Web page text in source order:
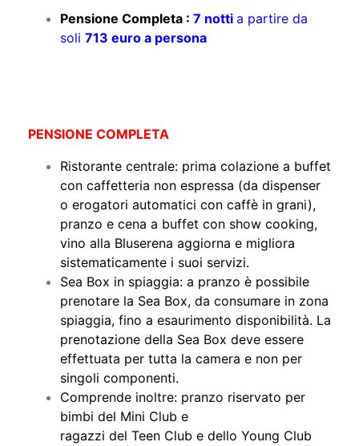
Pensione Completa : 7 notti a partire da
soli 713 euro a persona
PENSIONE COMPLETA
Ristorante centrale: prima colazione a buffet
con caffetteria non espressa (da dispenser
o erogatori automatici con caffè in grani),
pranzo e cena a buffet con show cooking,
vino alla Bluserena aggiorna e migliora
sistematicamente i suoi servizi.
Sea Box in spiaggia: a pranzo è possibile
prenotare la Sea Box, da consumare in zona
spiaggia, fino a esaurimento disponibilità. La
prenotazione della Sea Box deve essere
effettuata per tutta la camera e non per
singoli componenti.
Comprende inoltre: pranzo riservato per
bimbi del Mini Club e
ragazzi del Teen Club e dello Young Club